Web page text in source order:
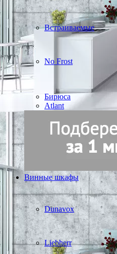
Встраиваемые
No Frost
Бирюса
Atlant
Винные шкафы
Dunavox
Liebherr